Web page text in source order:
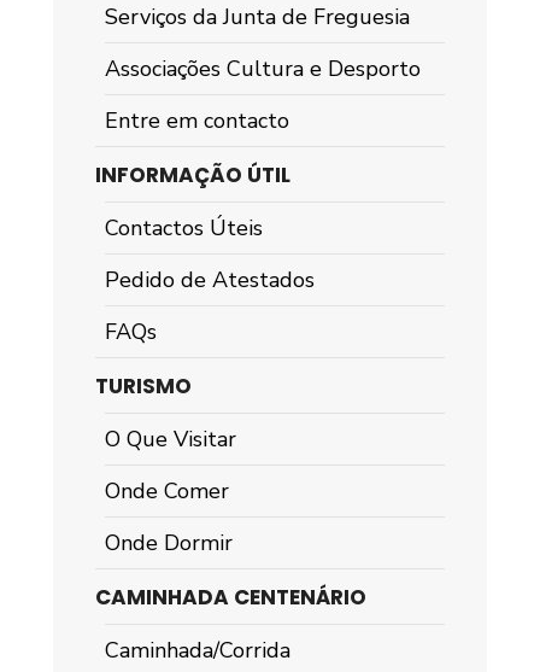
Serviços da Junta de Freguesia
Associações Cultura e Desporto
Entre em contacto
INFORMAÇÃO ÚTIL
Contactos Úteis
Pedido de Atestados
FAQs
TURISMO
O Que Visitar
Onde Comer
Onde Dormir
CAMINHADA CENTENÁRIO
Caminhada/Corrida